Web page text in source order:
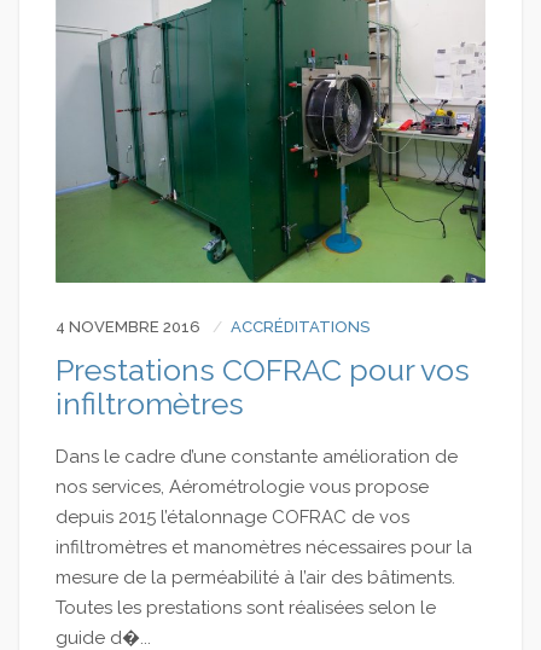
4 NOVEMBRE 2016 ACCRÉDITATIONS
Prestations COFRAC pour vos
infiltromètres
Dans le cadre d’une constante amélioration de
nos services, Aérométrologie vous propose
depuis 2015 l’étalonnage COFRAC de vos
infiltromètres et manomètres nécessaires pour la
mesure de la perméabilité à l’air des bâtiments.
Toutes les prestations sont réalisées selon le
guide d�...